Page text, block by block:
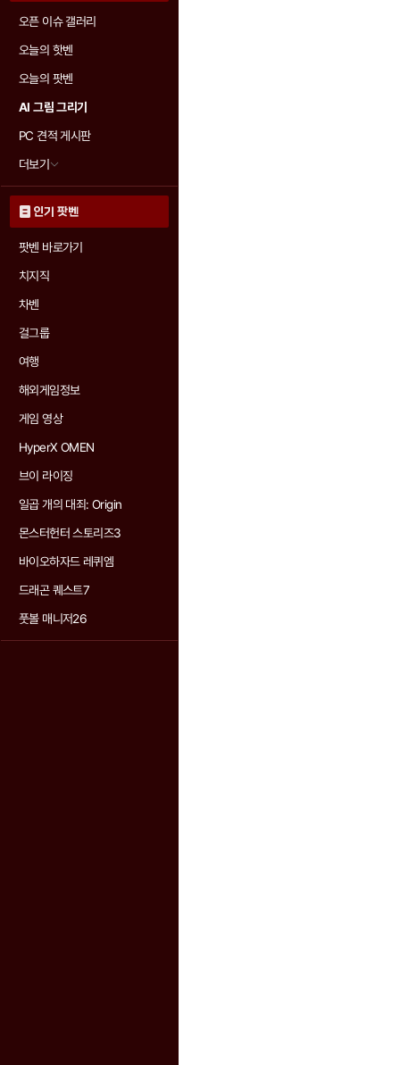
오픈 이슈 갤러리
오늘의 핫벤
오늘의 팟벤
AI 그림 그리기
PC 견적 게시판
더보기
인기 팟벤
팟벤 바로가기
치지직
차벤
걸그룹
여행
해외게임정보
게임 영상
HyperX OMEN
브이 라이징
일곱 개의 대죄: Origin
몬스터헌터 스토리즈3
바이오하자드 레퀴엠
드래곤 퀘스트7
풋볼 매니저26